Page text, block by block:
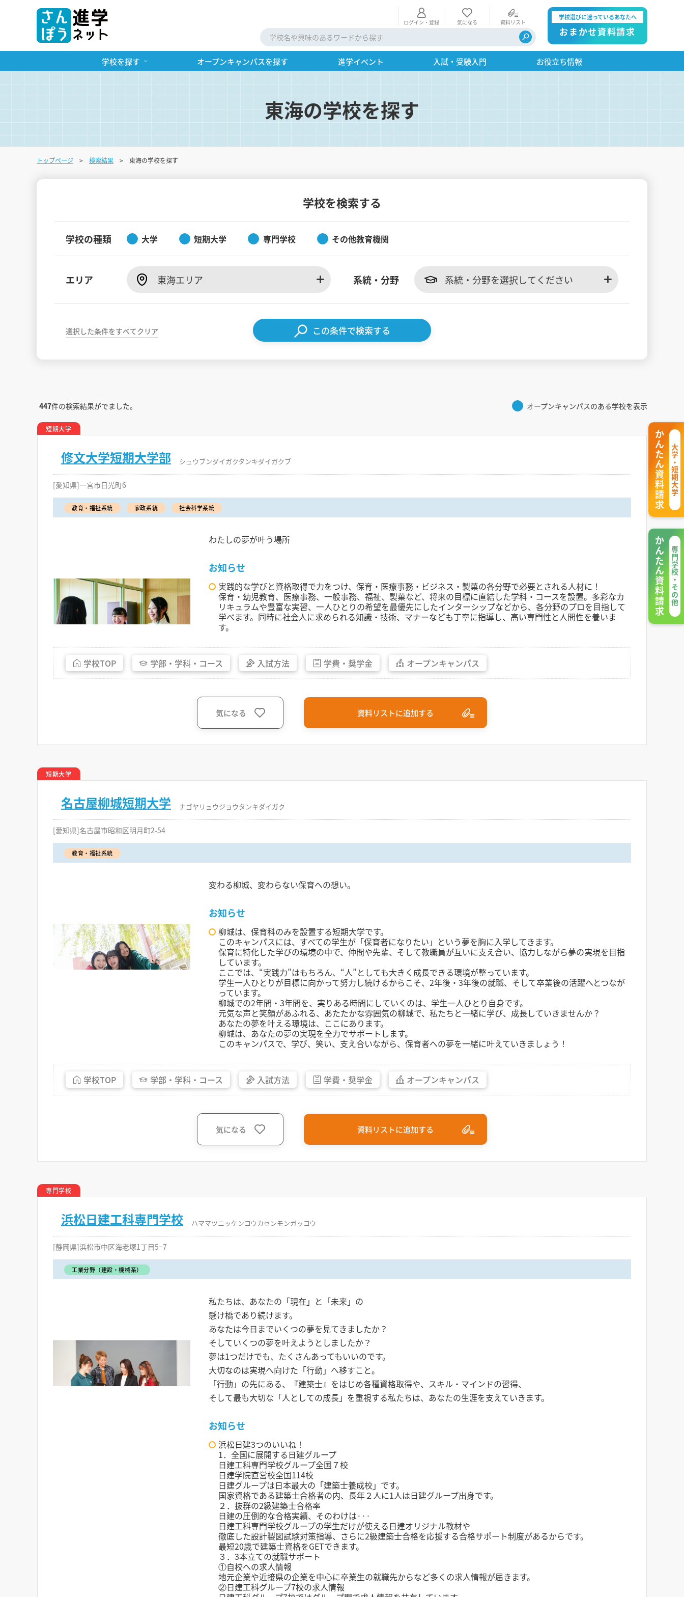
ログイン・登録 気になる 資料リスト
学校選びに迷っているあなたへ
おまかせ資料請求
学校を探す オープンキャンパスを探す 進学イベント 入試・受験入門 お役立ち情報
東海の学校を探す
トップページ 検索結果 東海の学校を探す
学校を検索する
学校の種類 大学 短期大学 専門学校 その他教育機関
エリア 東海エリア 系統・分野 系統・分野を選択してください
この条件で検索する
選択した条件をすべてクリア
447件の検索結果がでました。 オープンキャンパスのある学校を表示
短期大学
修文大学短期大学部 シュウブンダイガクタンキダイガクブ
[愛知県]一宮市日光町6
教育・福祉系統 家政系統 社会科学系統
わたしの夢が叶う場所
お知らせ
実践的な学びと資格取得で力をつけ、保育・医療事務・ビジネス・製菓の各分野で必要とされる人材に！
保育・幼児教育、医療事務、一般事務、福祉、製菓など、将来の目標に直結した学科・コースを設置。多彩なカ
リキュラムや豊富な実習、一人ひとりの希望を最優先にしたインターシップなどから、各分野のプロを目指して
学べます。同時に社会人に求められる知識・技術、マナーなども丁寧に指導し、高い専門性と人間性を養いま
す。
学校TOP 学部・ 学科・ コース 入試方法 学費・ 奨学金 オープンキャンパス
気になる 資料リストに追加する
短期大学
名古屋柳城短期大学 ナゴヤリュウジョウタンキダイガク
[愛知県]名古屋市昭和区明月町2-54
教育・福祉系統
変わる柳城、変わらない保育への想い。
お知らせ
柳城は、保育科のみを設置する短期大学です。
このキャンパスには、すべての学生が「保育者になりたい」という夢を胸に入学してきます。
保育に特化した学びの環境の中で、仲間や先輩、そして教職員が互いに支え合い、協力しながら夢の実現を目指
しています。
ここでは、“実践力”はもちろん、“人”としても大きく成長できる環境が整っています。
学生一人ひとりが目標に向かって努力し続けるからこそ、2年後・3年後の就職、そして卒業後の活躍へとつなが
っています。
柳城での2年間・3年間を、実りある時間にしていくのは、学生一人ひとり自身です。
元気な声と笑顔があふれる、あたたかな雰囲気の柳城で、私たちと一緒に学び、成長していきませんか？
あなたの夢を叶える環境は、ここにあります。
柳城は、あなたの夢の実現を全力でサポートします。
このキャンパスで、学び、笑い、支え合いながら、保育者への夢を一緒に叶えていきましょう！
学校TOP 学部・ 学科・ コース 入試方法 学費・ 奨学金 オープンキャンパス
気になる 資料リストに追加する
専門学校
浜松日建工科専門学校 ハママツニッケンコウカセンモンガッコウ
[静岡県]浜松市中区海老塚1丁目5−7
工業分野（建設・機械系）
私たちは、あなたの「現在」と「未来」の
懸け橋であり続けます。
あなたは今日までいくつの夢を見てきましたか？
そしていくつの夢を叶えようとしましたか？
夢は1つだけでも、たくさんあってもいいのです。
大切なのは実現へ向けた「行動」へ移すこと。
「行動」の先にある、『建築士』をはじめ各種資格取得や、スキル・マインドの習得、
そして最も大切な「人としての成長」を重視する私たちは、あなたの生涯を支えていきます。
お知らせ
浜松日建3つのいいね！
1．全国に展開する日建グループ
日建工科専門学校グループ全国７校
日建学院直営校全国114校
日建グループは日本最大の「建築士養成校」です。
国家資格である建築士合格者の内、長年２人に1人は日建グループ出身です。
２．抜群の2級建築士合格率
日建の圧倒的な合格実績、そのわけは···
日建工科専門学校グループの学生だけが使える日建オリジナル教材や
徹底した設計製図試験対策指導、さらに2級建築士合格を応援する合格サポート制度があるからです。
最短20歳で建築士資格をGETできます。
３．3本立ての就職サポート
①自校への求人情報
地元企業や近接県の企業を中心に卒業生の就職先からなど多くの求人情報が届きます。
②日建工科グループ7校の求人情報
大学・短期大学
かんたん資料請求
専門学校・その他
かんたん資料請求